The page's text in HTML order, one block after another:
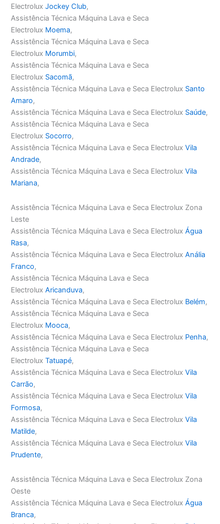
ElectroluxJockey Club,
Assistência Técnica Máquina Lava e Seca
Electrolux Moema,
Assistência Técnica Máquina Lava e Seca
Electrolux Morumbi,
Assistência Técnica Máquina Lava e Seca
Electrolux Sacomã,
Assistência Técnica Máquina Lava e Seca Electrolux Santo
Amaro,
Assistência Técnica Máquina Lava e Seca Electrolux Saúde,
Assistência Técnica Máquina Lava e Seca
Electrolux Socorro,
Assistência Técnica Máquina Lava e Seca ElectroluxVila
Andrade,
Assistência Técnica Máquina Lava e Seca ElectroluxVila
Mariana,
Assistência Técnica Máquina Lava e Seca Electrolux Zona
Leste
Assistência Técnica Máquina Lava e Seca ElectroluxÁgua
Rasa,
Assistência Técnica Máquina Lava e Seca ElectroluxAnália
Franco,
Assistência Técnica Máquina Lava e Seca
ElectroluxAricanduva,
Assistência Técnica Máquina Lava e Seca Electrolux Belém,
Assistência Técnica Máquina Lava e Seca
Electrolux Mooca,
Assistência Técnica Máquina Lava e Seca Electrolux Penha,
Assistência Técnica Máquina Lava e Seca
ElectroluxTatuapé,
Assistência Técnica Máquina Lava e Seca ElectroluxVila
Carrão,
Assistência Técnica Máquina Lava e Seca ElectroluxVila
Formosa,
Assistência Técnica Máquina Lava e Seca ElectroluxVila
Matilde,
Assistência Técnica Máquina Lava e Seca ElectroluxVila
Prudente,
Assistência Técnica Máquina Lava e Seca Electrolux Zona
Oeste
Assistência Técnica Máquina Lava e Seca ElectroluxÁgua
Branca,